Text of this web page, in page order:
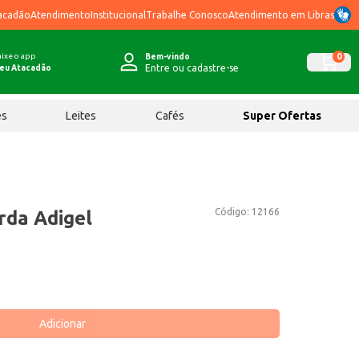
AtendimentoInstitucional Trabalhe ConoscoAtendimento em Libras
o app
Atacadão
Bem-vindo
Entre ou cadastre-se
0
Leites Cafés Super Ofertas
Código: 12166
Adigel
Adicionar